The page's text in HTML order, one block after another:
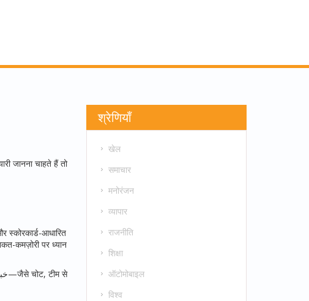
जानना चाहते हैं तो
आधारित
कमज़ोरी पर ध्यान
श्रेणियाँ
खेल
समाचार
मनोरंजन
व्यापार
राजनीति
शिक्षा
ऑटोमोबाइल
विश्व